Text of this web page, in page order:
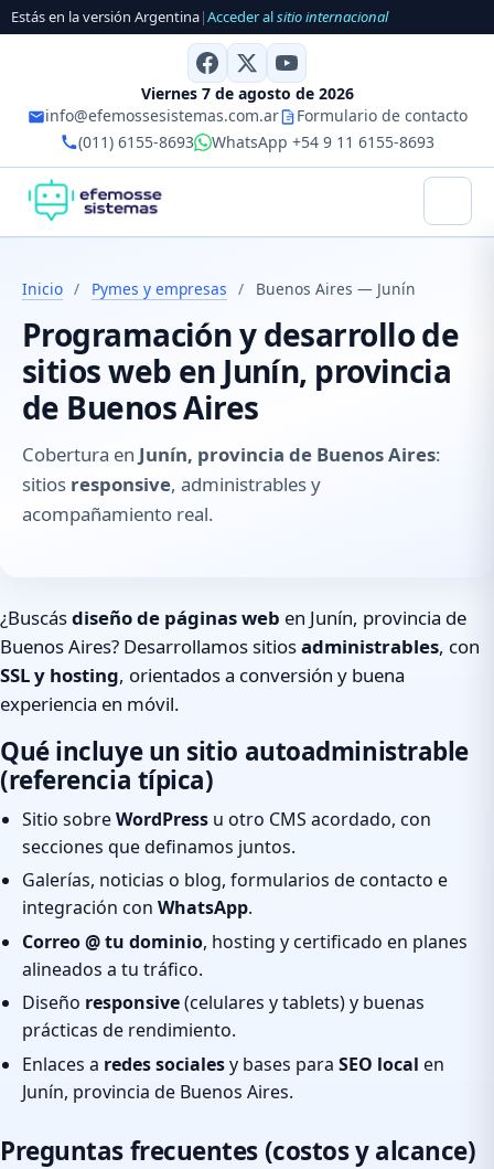
Estás en la versión Argentina|Acceder alsitio internacional
Viernes 7 de agosto de 2026
info@efemossesistemas.com.ar
Formulario de contacto
(011) 6155-8693
WhatsApp +54 9 11 6155-8693
Inicio / Pymes y empresas / Buenos Aires — Junín
Programación y desarrollo de
sitios web en Junín, provincia
de Buenos Aires
Cobertura en Junín, provincia de Buenos Aires:
sitios responsive, administrables y
acompañamiento real.
¿Buscásdiseño de páginas web en Junín, provincia de
Buenos Aires? Desarrollamos sitiosadministrables, con
SSL y hosting, orientados a conversión y buena
experiencia en móvil.
Qué incluye un sitio autoadministrable
(referencia típica)
Sitio sobreWordPress u otro CMS acordado, con
secciones que definamos juntos.
Galerías, noticias o blog, formularios de contacto e
integración con WhatsApp.
Correo @ tu dominio, hosting y certificado en planes
alineados a tu tráfico.
Diseño responsive(celulares y tablets) y buenas
prácticas de rendimiento.
Enlaces a redes socialesy bases para SEO local en
Junín, provincia de Buenos Aires.
Preguntas frecuentes (costos y alcance)